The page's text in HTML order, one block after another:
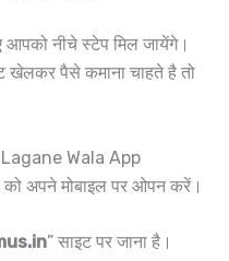
नीचे स्टेप मिल जायेंगे।
पैसे कमाना चाहते है तो
Wala App
अपने मोबाइल पर ओपन करें।
” साइट पर जाना है।